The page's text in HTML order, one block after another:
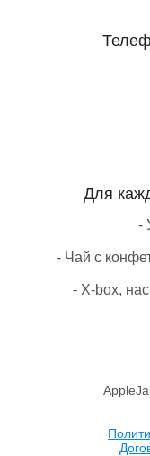
Для
-
- Чай с
- X-box,